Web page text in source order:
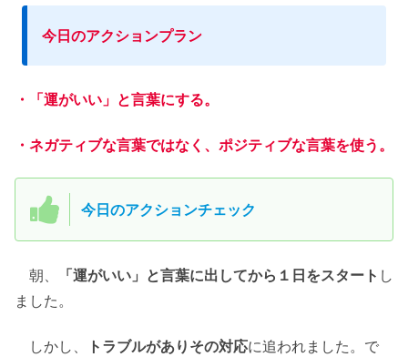
今日のアクションプラン
・「運がいい」と言葉にする。
・ネガティブな言葉ではなく、ポジティブな言葉を使う。
今日のアクションチェック
朝、 「運がいい」と言葉に出してから１日をスタート し
ました。
しかし、 トラブルがありその対応に追われました。で